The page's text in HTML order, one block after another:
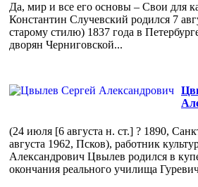
Да, мир и все его основы – Свои для
Константин Случевский родился 7
старому стилю) 1837 года в
дворян Черниговской...
(24 июля [6 августа н. ст.] ? 1890,
августа 1962, Псков), работник
Александрович Цвылев родился в
окончания реального училища